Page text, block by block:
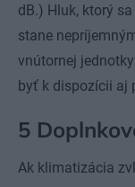
dB.) Hluk, ktorý
stane
vnútornej
byť k dispozícii aj
5
Ak klimatizácia